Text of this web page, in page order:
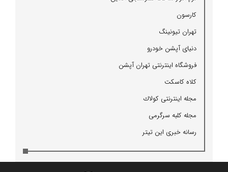
كارسون
تهران تیونینگ
دنیای آپشن خودرو
فروشگاه اینترنتی تهران آپشن
كلاه كاسكت
مجله اینترنتی كولاك
مجله كلبه سرگرمی
رسانه خبری این تیتر